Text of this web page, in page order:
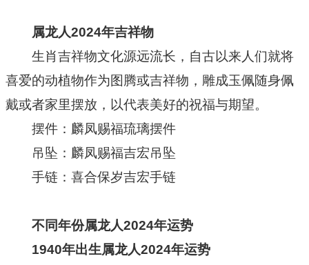
属龙人2024年吉祥物
生肖吉祥物文化源远流长，自古以来人们就将
喜爱的动植物作为图腾或吉祥物，雕成玉佩随身佩
戴或者家里摆放，以代表美好的祝福与期望。
摆件：麟凤赐福琉璃摆件
吊坠：麟凤赐福吉宏吊坠
手链：喜合保岁吉宏手链
不同年份属龙人2024年运势
1940年出生属龙人2024年运势